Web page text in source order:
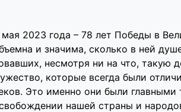
2023 года – 78 лет Победы в
и значима, сколько в ней
несмотря ни на что, такую
которые всегда были
Это именно они были
нашей страны и